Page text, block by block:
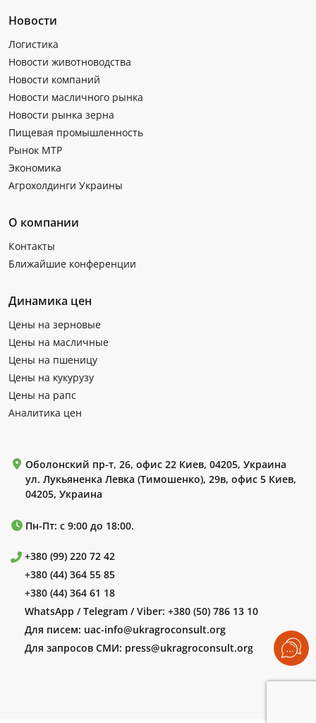
Новости
Логистика
Новости животноводства
Новости компаний
Новости масличного рынка
Новости рынка зерна
Пищевая промышленность
Рынок МТР
Экономика
Агрохолдинги Украины
О компании
Контакты
Ближайшие конференции
Динамика цен
Цены на зерновые
Цены на масличные
Цены на пшеницу
Цены на кукурузу
Цены на рапс
Аналитика цен
Оболонский пр-т, 26, офис 22 Киев, 04205, Украина
ул. Лукьяненка Левка (Тимошенко), 29в, офис 5 Киев,
04205, Украина
Пн-Пт: с 9:00 до 18:00.
+380 (99) 220 72 42
+380 (44) 364 55 85
+380 (44) 364 61 18
WhatsApp / Telegram / Viber: +380 (50) 786 13 10
Для писем: uac-info@ukragroconsult.org
Для запросов СМИ: press@ukragroconsult.org